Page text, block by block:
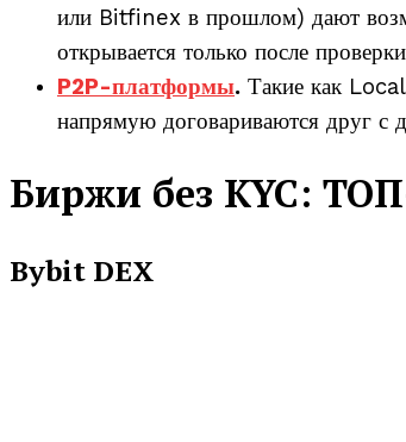
или Bitfinex в прошлом) дают
открывается только после
P2P-платформы. Такие как
напрямую договариваются друг с
Биржи без KYC:
Bybit DEX